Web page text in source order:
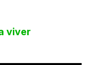
viver